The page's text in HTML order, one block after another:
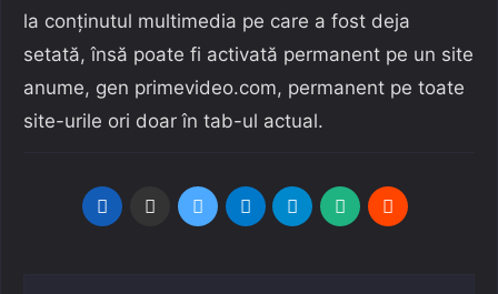
la conținutul multimedia pe care a fost deja
setată, însă poate fi activată permanent pe un site
anume, gen primevideo.com, permanent pe toate
site-urile ori doar în tab-ul actual.